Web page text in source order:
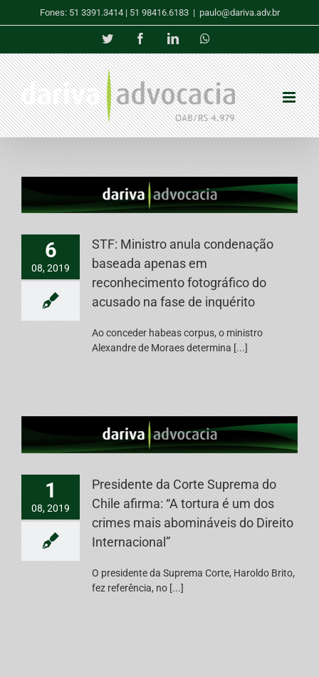
Fones: 51 3391.3414 | 51 98416.6183 | paulo@dariva.adv.br
Twitter FacebookLinkedIn
6
08, 2019
STF: Ministro anula condenação
baseada apenas em
reconhecimento fotográfico do
acusado na fase de inquérito
Ao conceder habeas corpus, o ministro
Alexandre de Moraes determina [...]
1
08, 2019
Presidente da Corte Suprema do
Chile afirma: “A tortura é um dos
crimes mais abomináveis do Direito
Internacional”
O presidente da Suprema Corte, Haroldo Brito,
fez referência, no [...]